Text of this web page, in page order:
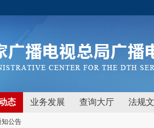
态 业务发展 查询大厅 法规
知公告